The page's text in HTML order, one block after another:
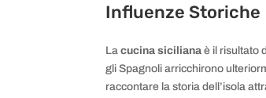
Influenze Storiche
Lacucina siciliana è il risultato
gli Spagnoli arricchirono
raccontare la storia dell’isola